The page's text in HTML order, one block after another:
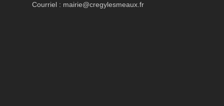
Courriel : mairie@cregylesmeaux.fr